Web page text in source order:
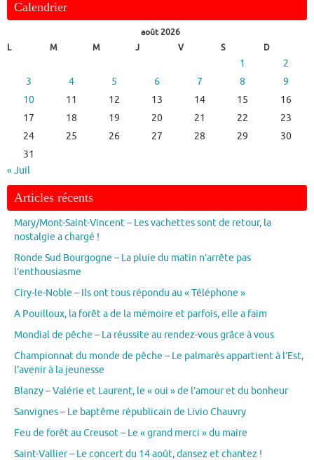
Calendrier
août 2026
L
M M J V S D
1
2
3
4 5 6 7 8
9
10
11 12 13 14 15
16
17
18 19 20 21 22
23
24
25 26 27 28 29
30
31
« Juil
Articles récents
Mary/Mont-Saint-Vincent – Les vachettes sont de retour, la
nostalgie a chargé !
Ronde Sud Bourgogne – La pluie du matin n’arrête pas
l’enthousiasme
Ciry-le-Noble – Ils ont tous répondu au « Téléphone »
A Pouilloux, la forêt a de la mémoire et parfois, elle a faim
Mondial de pêche – La réussite au rendez-vous grâce à vous
Championnat du monde de pêche – Le palmarès appartient à l’Est,
l’avenir à la jeunesse
Blanzy – Valérie et Laurent, le « oui » de l’amour et du bonheur
Sanvignes – Le baptême républicain de Livio Chauvry
Feu de forêt au Creusot – Le « grand merci » du maire
Saint-Vallier – Le concert du 14 août, dansez et chantez !